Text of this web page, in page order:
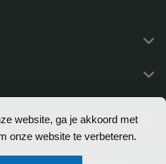
website, ga je akkoord met
onze website te verbeteren.